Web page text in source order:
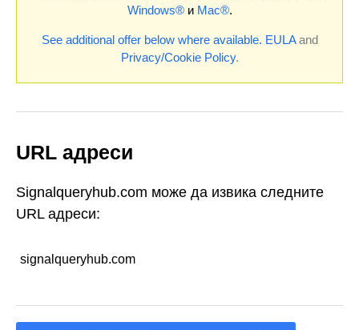
Windows®и Mac®.
See additional offer below where available. EULAand
Privacy/Cookie Policy.
URL адреси
Signalqueryhub.com може да извика следните
URL адреси:
signalqueryhub.com